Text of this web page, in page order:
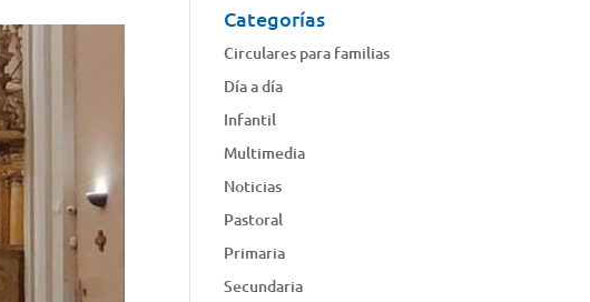
Categorías
Circulares para familias
Día a día
Infantil
Multimedia
Noticias
Pastoral
Primaria
Secundaria